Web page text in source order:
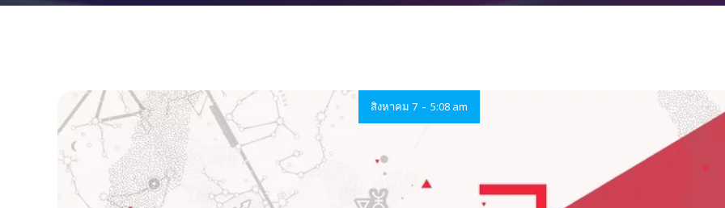
สิงหาคม 7 - 5:08 am